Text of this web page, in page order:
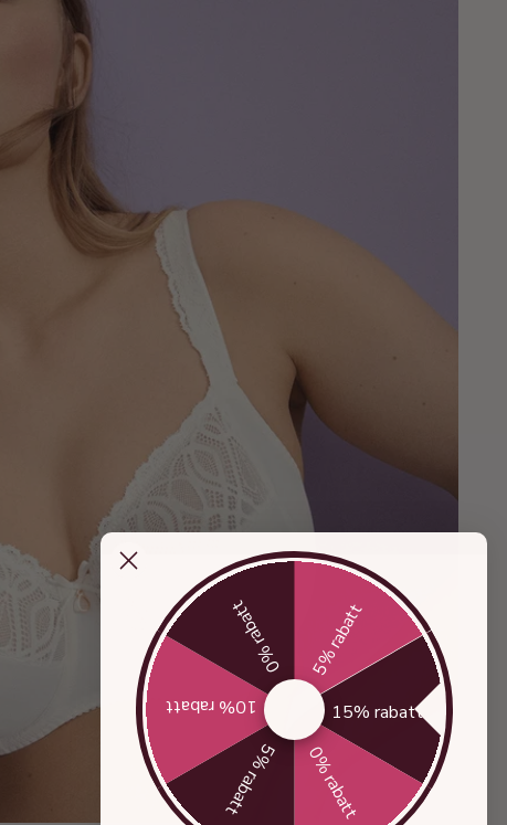
5% rabatt
15% rabatt
0% rabatt
5% rabatt
10% rabatt
0% rabatt